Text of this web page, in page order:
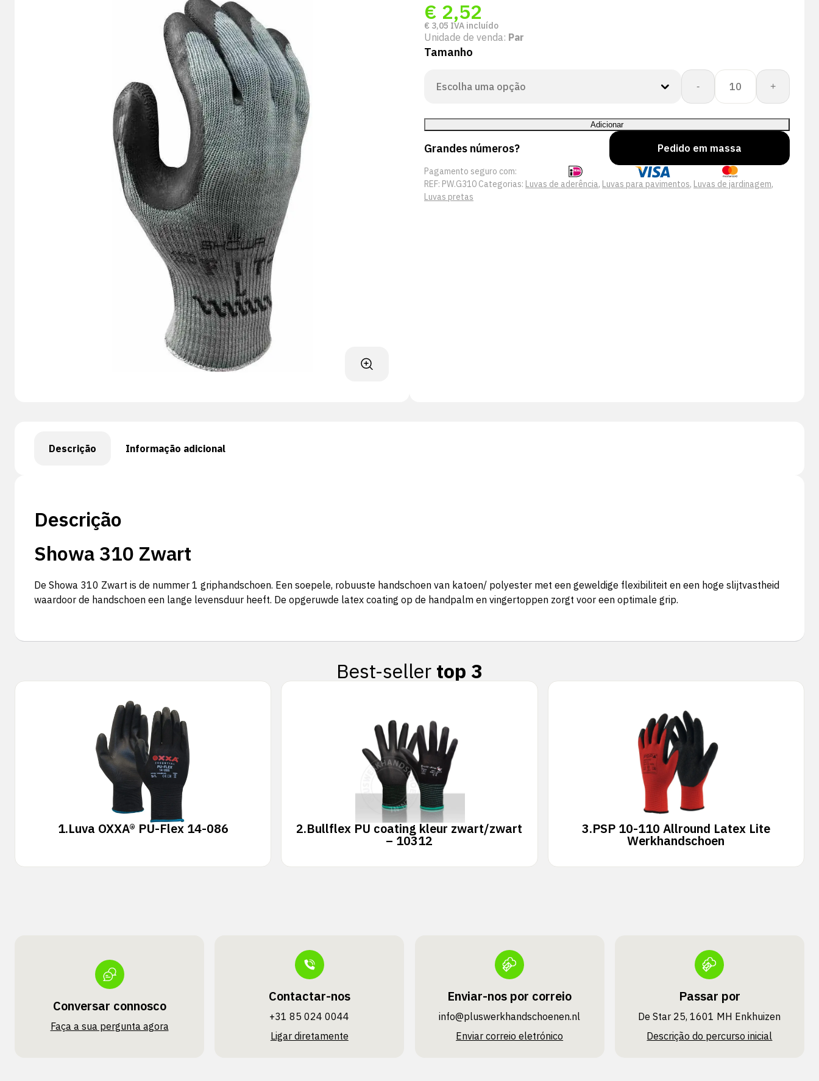
€ 2,52
€ 3,05 IVA incluído
Unidade de venda: Par
Tamanho
-
Quantidade
Showa
310
Zwart
+
Adicionar
Grandes números? Pedido em massa
Pagamento seguro com:
REF: PW.G310 Categorias: Luvas de aderência, Luvas para pavimentos, Luvas de jardinagem,
Luvas pretas
Descrição Informação adicional
Descrição
Showa 310 Zwart
De Showa 310 Zwart is de nummer 1 griphandschoen. Een soepele, robuuste handschoen van katoen/ polyester met een geweldige flexibiliteit en een hoge slijtvastheid
waardoor de handschoen een lange levensduur heeft. De opgeruwde latex coating op de handpalm en vingertoppen zorgt voor een optimale grip.
Best-seller top 3
1.Luva OXXA® PU-Flex 14-086 2.Bullflex PU coating kleur zwart/zwart
– 10312
3.PSP 10-110 Allround Latex Lite
Werkhandschoen
Conversar connosco
Faça a sua pergunta agora
Contactar-nos
+31 85 024 0044
Ligar diretamente
Enviar-nos por correio
info@pluswerk­handschoenen.nl
Enviar correio eletrónico
Passar por
De Star 25, 1601 MH Enkhuizen
Descrição do percurso inicial